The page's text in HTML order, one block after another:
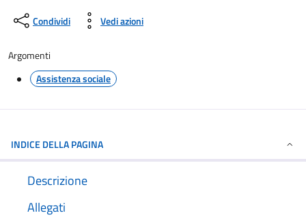
Condividi Vedi azioni
Argomenti
Assistenza sociale
INDICE DELLA PAGINA
Descrizione
Allegati